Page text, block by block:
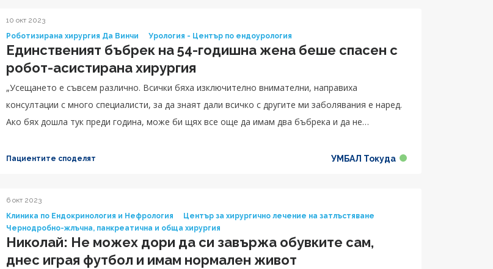
10 окт 2023
Роботизирана хирургия Да Винчи
Урология - Център по ендоурология
Единственият бъбрек на 54-годишна жена беше спасен с
робот-асистирана хирургия
„Усещането е съвсем различно. Всички бяха изключително внимателни, направиха
консултации с много специалисти, за да знаят дали всичко с другите ми заболявания е наред.
Ако бях дошла тук преди година, може би щях все още да имам два бъбрека и да не
изключително много на д-р Попов за всичко, което направи за мен и за професионализма,
Пациентите споделят УМБАЛ Токуда
6 окт 2023
Клиника по Ендокринология и Нефрология
Център за хирургично лечение на затлъстяване
Чернодробно-жлъчна, панкреатична и обща хирургия
Николай: Не можех дори да си завържа обувките сам,
днес играя футбол и имам нормален живот